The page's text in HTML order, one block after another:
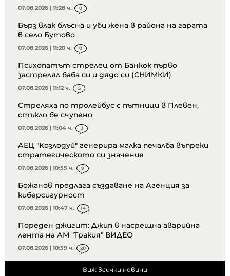
07.08.2026 | 11:28 ч. 0
Бърз влак блъсна и уби жена в района на гарата
в село Бутово
07.08.2026 | 11:20 ч. 0
Психопатът стрелец от Банкок първо
застрелял баба си и дядо си (СНИМКИ)
07.08.2026 | 11:12 ч. 5
Стреляха по тролейбус с пътници в Плевен,
стъкло бе счупено
07.08.2026 | 11:04 ч. 3
АЕЦ "Козлодуй" генерира малка печалба въпреки
стратегическото си значение
07.08.2026 | 10:55 ч. 9
Божанов предлага създаване на Агенция за
киберсигурност
07.08.2026 | 10:47 ч. 14
Пореден джигит: Джип в насрещна аварийна
лента на АМ "Тракия" ВИДЕО
07.08.2026 | 10:39 ч. 20
Виж всички новини